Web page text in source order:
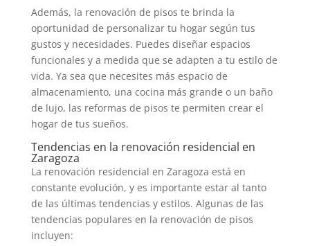
Además, la renovación de pisos te brinda la
oportunidad de personalizar tu hogar según tus
gustos y necesidades. Puedes diseñar espacios
funcionales y a medida que se adapten a tu estilo de
vida. Ya sea que necesites más espacio de
almacenamiento, una cocina más grande o un baño
de lujo, las reformas de pisos te permiten crear el
hogar de tus sueños.
Tendencias en la renovación residencial en
Zaragoza
La renovación residencial en Zaragoza está en
constante evolución, y es importante estar al tanto
de las últimas tendencias y estilos. Algunas de las
tendencias populares en la renovación de pisos
incluyen: